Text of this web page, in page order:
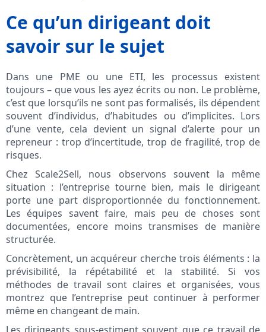
Ce qu’un dirigeant doit
savoir sur le sujet
Dans une PME ou une ETI, les processus existent
toujours – que vous les ayez écrits ou non. Le problème,
c’est que lorsqu’ils ne sont pas formalisés, ils dépendent
souvent d’individus, d’habitudes ou d’implicites. Lors
d’une vente, cela devient un signal d’alerte pour un
repreneur : trop d’incertitude, trop de fragilité, trop de
risques.
Chez Scale2Sell, nous observons souvent la même
situation : l’entreprise tourne bien, mais le dirigeant
porte une part disproportionnée du fonctionnement.
Les équipes savent faire, mais peu de choses sont
documentées, encore moins transmises de manière
structurée.
Concrètement, un acquéreur cherche trois éléments : la
prévisibilité, la répétabilité et la stabilité. Si vos
méthodes de travail sont claires et organisées, vous
montrez que l’entreprise peut continuer à performer
même en changeant de main.